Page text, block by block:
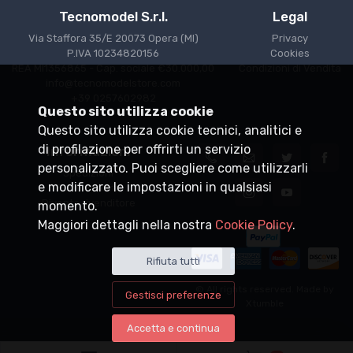
Tecnomodel S.r.l.
Via Staffora 35/E 20073 Opera (MI)
P.IVA 10234820156
REA MI1356865 - Cap. sociale €30.000,00
Legal
Privacy
Cookies
Condizioni di Vendita
Informazioni
Spedizioni
Punti vendita
Diventa rivenditore
Questo sito utilizza cookie
Questo sito utilizza cookie tecnici, analitici e
di profilazione per offrirti un servizio
personalizzato. Puoi scegliere come utilizzarli
e modificare le impostazioni in qualsiasi
momento.
Maggiori dettagli nella nostra Cookie Policy.
Rifiuta tutti
Gestisci preferenze
Accetta e continua